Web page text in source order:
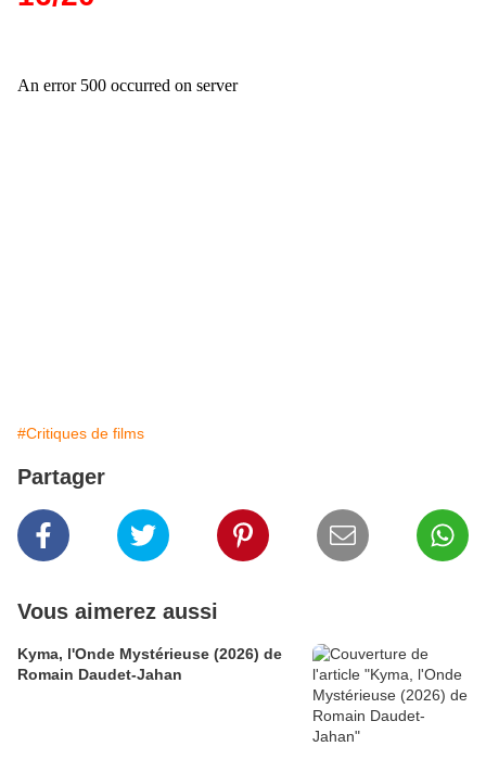
#Critiques de films
Partager
Vous aimerez aussi
Kyma, l'Onde Mystérieuse (2026) de
Romain Daudet-Jahan